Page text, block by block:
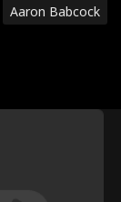
Aaron Babcock